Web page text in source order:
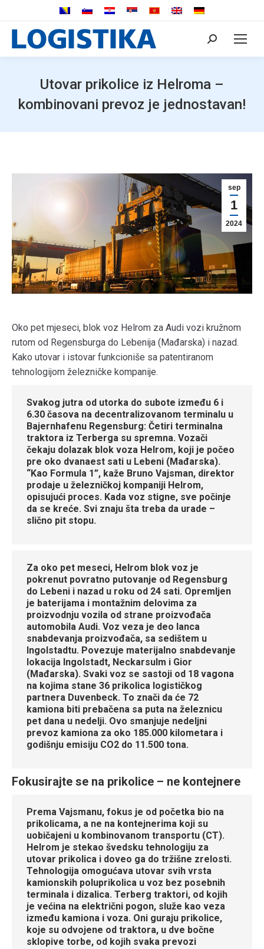
Search:
Utovar prikolice iz Helroma –
kombinovani prevoz je jednostavan!
sep
1
2024
Oko pet mjeseci, blok voz Helrom za Audi vozi kružnom
rutom od Regensburga do Lebenija (Mađarska) i nazad.
Kako utovar i istovar funkcioniše sa patentiranom
tehnologijom železničke kompanije.
Svakog jutra od utorka do subote između 6 i
6.30 časova na decentralizovanom terminalu u
Bajernhafenu Regensburg: Četiri terminalna
traktora iz Terberga su spremna. Vozači
čekaju dolazak blok voza Helrom, koji je počeo
pre oko dvanaest sati u Lebeni (Mađarska).
“Kao Formula 1”, kaže Bruno Vajsman, direktor
prodaje u železničkoj kompaniji Helrom,
opisujući proces. Kada voz stigne, sve počinje
da se kreće. Svi znaju šta treba da urade –
slično pit stopu.
Za oko pet meseci, Helrom blok voz je
pokrenut povratno putovanje od Regensburg
do Lebeni i nazad u roku od 24 sati. Opremljen
je baterijama i montažnim delovima za
proizvodnju vozila od strane proizvođača
automobila Audi. Voz veza je deo lanca
snabdevanja proizvođača, sa sedištem u
Ingolstadtu. Povezuje materijalno snabdevanje
lokacija Ingolstadt, Neckarsulm i Gior
(Mađarska). Svaki voz se sastoji od 18 vagona
na kojima stane 36 prikolica logističkog
partnera Duvenbeck. To znači da će 72
kamiona biti prebačena sa puta na železnicu
pet dana u nedelji. Ovo smanjuje nedeljni
prevoz kamiona za oko 185.000 kilometara i
godišnju emisiju CO2 do 11.500 tona.
Fokusirajte se na prikolice – ne kontejnere
Prema Vajsmanu, fokus je od početka bio na
prikolicama, a ne na kontejnerima koji su
uobičajeni u kombinovanom transportu (CT).
Helrom je stekao švedsku tehnologiju za
utovar prikolica i doveo ga do tržišne zrelosti.
Tehnologija omogućava utovar svih vrsta
kamionskih poluprikolica u voz bez posebnih
terminala i dizalica. Terberg traktori, od kojih
je većina na električni pogon, služe kao veza
između kamiona i voza. Oni guraju prikolice,
koje su odvojene od traktora, u dve bočne
sklopive torbe, od kojih svaka prevozi